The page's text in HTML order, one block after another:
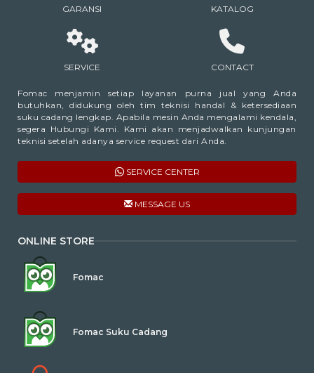
GARANSI KATALOG
SERVICE CONTACT
Fomac menjamin setiap layanan purna jual yang Anda
butuhkan, didukung oleh tim teknisi handal & ketersediaan
suku cadang lengkap. Apabila mesin Anda mengalami kendala,
segera Hubungi Kami. Kami akan menjadwalkan kunjungan
teknisi setelah adanya service request dari Anda.
SERVICE CENTER
MESSAGE US
ONLINE STORE
Fomac
Fomac Suku Cadang